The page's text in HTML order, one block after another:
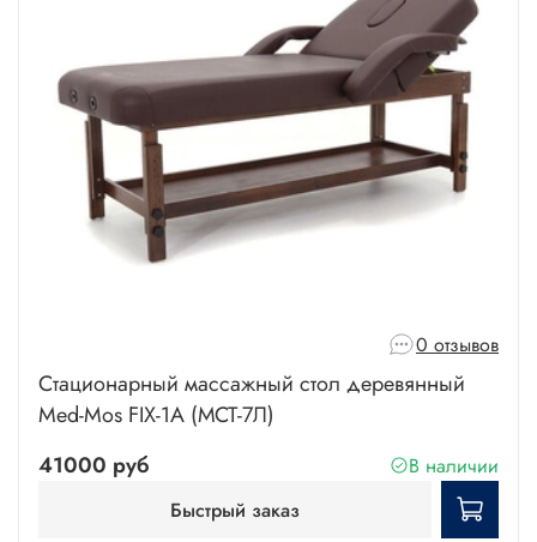
0 отзывов
Стационарный массажный стол деревянный
Med-Mos FIX-1A (МСТ-7Л)
41000 руб
В наличии
Быстрый заказ